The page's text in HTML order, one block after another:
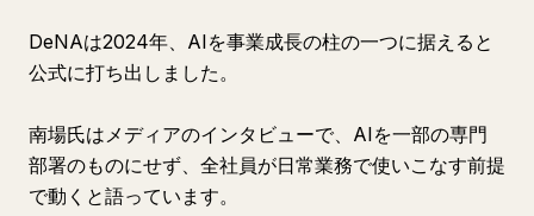
DeNAは2024年、AIを事業成長の柱の一つに据えると
公式に打ち出しました。
南場氏はメディアのインタビューで、AIを一部の専門
部署のものにせず、全社員が日常業務で使いこなす前提
で動くと語っています。